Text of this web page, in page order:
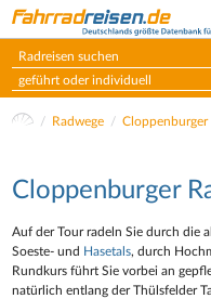
geführt oder individuell
Radwege Cloppenburger
Cloppenburger
Auf der Tour radeln Sie durch die
Soeste- und Hasetals, durch
Rundkurs führt Sie vorbei an
natürlich entlang der Thülsfelder